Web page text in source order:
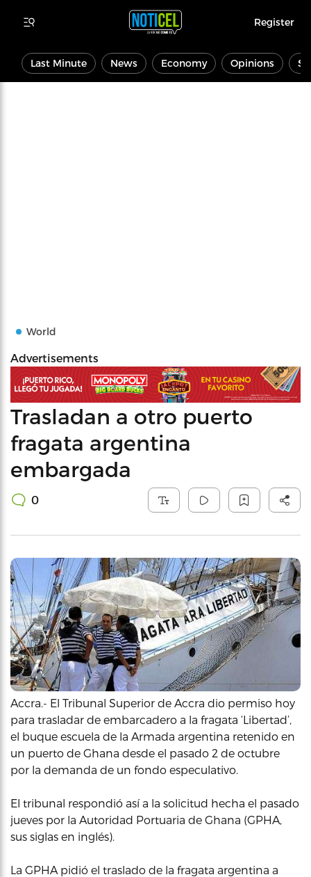
Register
Last Minute News Economy Opinions
World
Advertisements
Trasladan a otro puerto
fragata argentina
embargada
0
Accra.- El Tribunal Superior de Accra dio permiso hoy
para trasladar de embarcadero a la fragata ‘Libertad’,
el buque escuela de la Armada argentina retenido en
un puerto de Ghana desde el pasado 2 de octubre
por la demanda de un fondo especulativo.
El tribunal respondió así a la solicitud hecha el pasado
jueves por la Autoridad Portuaria de Ghana (GPHA,
sus siglas en inglés).
La GPHA pidió el traslado de la fragata argentina a